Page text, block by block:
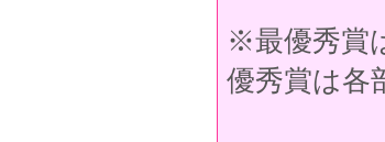
※最優秀賞
優秀賞は各